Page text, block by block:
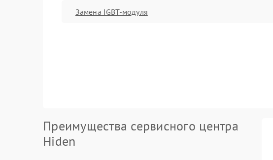
Замена IGBT-модуля
Преимущества сервисного центра
Hiden